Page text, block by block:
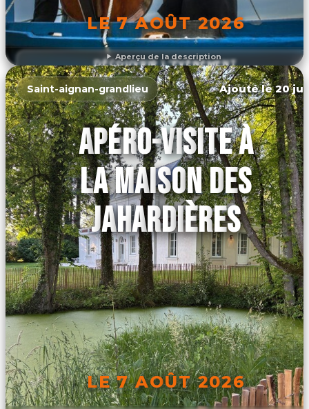
Aperçu de la description
LE 7 AOÛT 2026
DÉCOUVRIR L'ÉVÉNEMENT
Saint-aignan-grandlieu Ajouté le 20
APÉRO-VISITE À
LA MAISON DES
JAHARDIÈRES
LE 7 AOÛT 2026